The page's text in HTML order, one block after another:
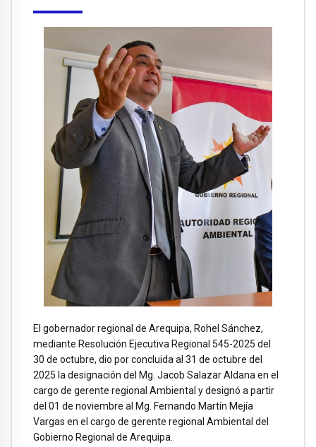
El gobernador regional de Arequipa, Rohel Sánchez,
mediante Resolución Ejecutiva Regional 545-2025 del
30 de octubre, dio por concluida al 31 de octubre del
2025 la designación del Mg. Jacob Salazar Aldana en el
cargo de gerente regional Ambiental y designó a partir
del 01 de noviembre al Mg. Fernando Martín Mejía
Vargas en el cargo de gerente regional Ambiental del
Gobierno Regional de Arequipa.